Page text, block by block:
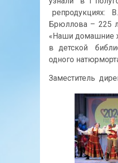
репродукциях:
Брюллова – 225
«Наши домашние
в детской
одного
Заместитель